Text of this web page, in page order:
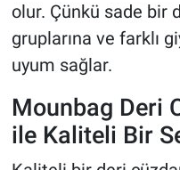
olur. Çünkü sade bir
gruplarına ve farklı
uyum sağlar.
Mounbag Deri
ile Kaliteli Bir